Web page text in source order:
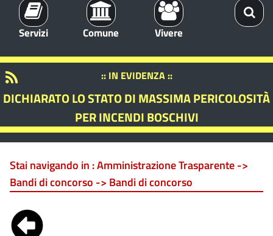
Servizi Comune Vivere
:: IN EVIDENZA ::
DICHIARATO LO STATO DI MASSIMA PERICOLOSITÀ
PER INCENDI BOSCHIVI
Stai navigando in :Amministrazione Trasparente ->
Bandi di concorso -> Bandi di concorso